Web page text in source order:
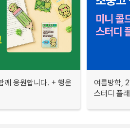
께 응원합니다. + 행운
여름방학,
스터디 플